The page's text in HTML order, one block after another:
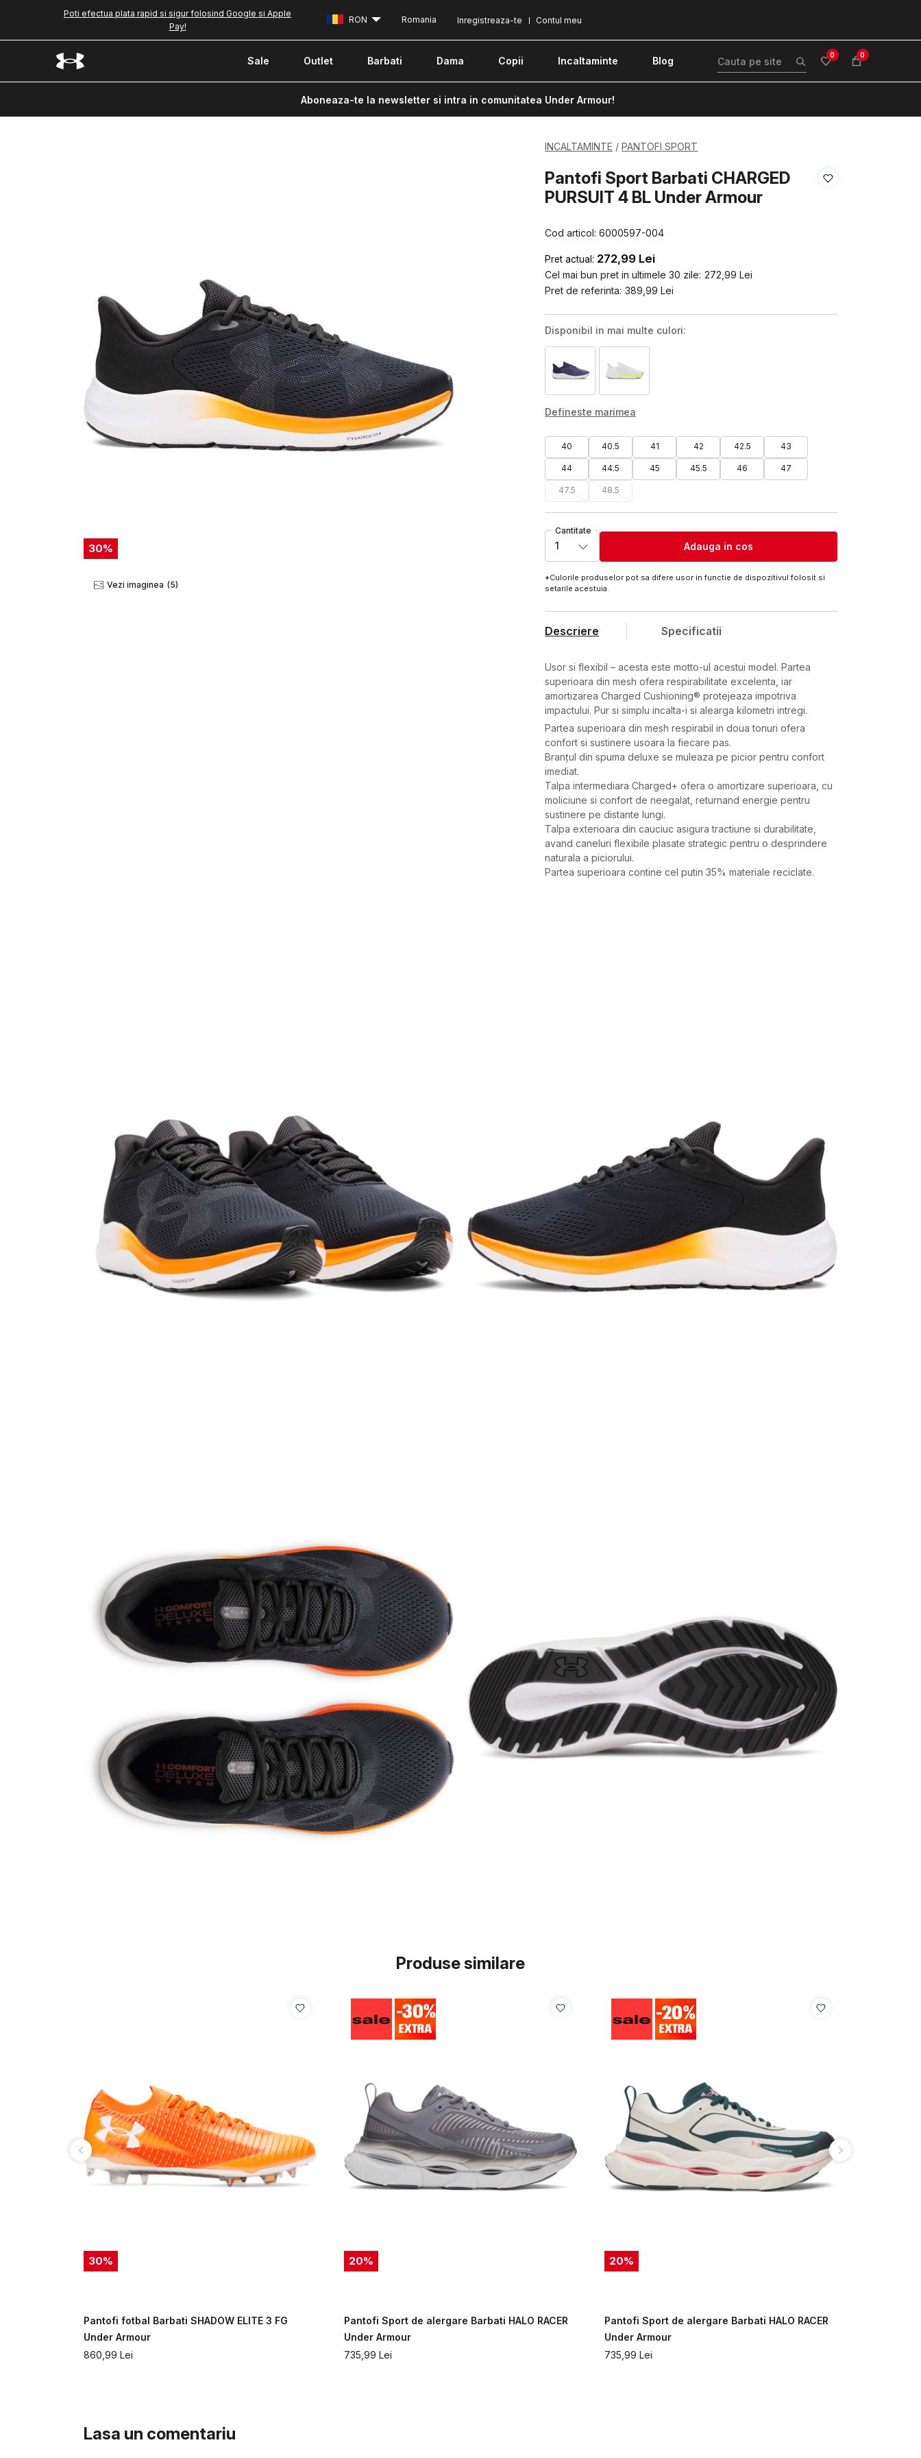
Poti efectua plata rapid si sigur folosind Google si Apple
Pay!
Contul meu
Inregistreaza-te
RON Romania
Sale Outlet Barbati Dama Copii Incaltaminte Blog 0 0
Aboneaza-te la newsletter si intra in comunitatea Under Armour!
30%
Vezi imaginea (5)
INCALTAMINTE PANTOFI SPORT
Pantofi Sport Barbati CHARGED
PURSUIT 4 BL Under Armour
Cod articol:6000597-004
Pret actual: 272,99 Lei
Cel mai bun pret in ultimele 30 zile: 272,99 Lei
Pret de referinta: 389,99 Lei
Disponibil in mai multe culori:
Defineste marimea
40 40.5 41 42 42.5 43
44 44.5 45 45.5 46 47
47.5 48.5
Cantitate
1 Adauga in cos
*Culorile produselor pot sa difere usor in functie de dispozitivul folosit si
setarile acestuia.
Descriere Specificatii
Usor si flexibil – acesta este motto-ul acestui model. Partea
superioara din mesh ofera respirabilitate excelenta, iar
amortizarea Charged Cushioning® protejeaza impotriva
impactului. Pur si simplu incalta-i si alearga kilometri intregi.
Partea superioara din mesh respirabil in doua tonuri ofera
confort si sustinere usoara la fiecare pas.
Branțul din spuma deluxe se muleaza pe picior pentru confort
imediat.
Talpa intermediara Charged+ ofera o amortizare superioara, cu
moliciune si confort de neegalat, returnand energie pentru
sustinere pe distante lungi.
Talpa exterioara din cauciuc asigura tractiune si durabilitate,
avand caneluri flexibile plasate strategic pentru o desprindere
naturala a piciorului.
Partea superioara contine cel putin 35% materiale reciclate.
Produse similare
30%
Pantofi fotbal Barbati SHADOW ELITE 3 FG
Under Armour
860,99 Lei
20%
Pantofi Sport de alergare Barbati HALO RACER
Under Armour
735,99 Lei
20%
Pantofi Sport de alergare Barbati HALO RACER
Under Armour
735,99 Lei
Lasa un comentariu